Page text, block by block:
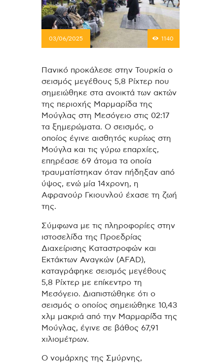
03/06/2025 1140
Πανικό προκάλεσε στην Τουρκία ο
σεισμός μεγέθους 5,8 Ρίχτερ που
σημειώθηκε στα ανοικτά των ακτών
της περιοχής Μαρμαρίδα της
Μούγλας στη Μεσόγειο στις 02:17
τα ξημερώματα. Ο σεισμός, ο
οποίος έγινε αισθητός κυρίως στη
Μούγλα και τις γύρω επαρχίες,
επηρέασε 69 άτομα τα οποία
τραυματίστηκαν όταν πήδηξαν από
ύψος, ενώ μία 14χρονη, η
Αφρανούρ Γκιουνλού έχασε τη ζωή
της.
Σύμφωνα με τις πληροφορίες στην
ιστοσελίδα της Προεδρίας
Διαχείρισης Καταστροφών και
Εκτάκτων Αναγκών (AFAD),
καταγράφηκε σεισμός μεγέθους
5,8 Ρίχτερ με επίκεντρο τη
Μεσόγειο. Διαπιστώθηκε ότι ο
σεισμός ο οποίος σημειώθηκε 10,43
χλμ μακριά από την Μαρμαρίδα της
Μούγλας, έγινε σε βάθος 67,91
χιλιομέτρων.
Ο νομάρχης της Σμύρνης,